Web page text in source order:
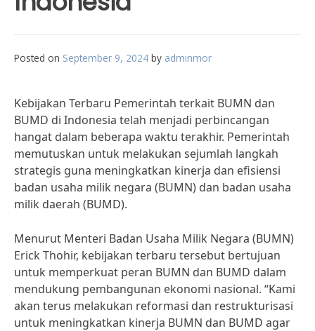
Posted on September 9, 2024 by adminmor
Kebijakan Terbaru Pemerintah terkait BUMN dan
BUMD di Indonesia telah menjadi perbincangan
hangat dalam beberapa waktu terakhir. Pemerintah
memutuskan untuk melakukan sejumlah langkah
strategis guna meningkatkan kinerja dan efisiensi
badan usaha milik negara (BUMN) dan badan usaha
milik daerah (BUMD).
Menurut Menteri Badan Usaha Milik Negara (BUMN)
Erick Thohir, kebijakan terbaru tersebut bertujuan
untuk memperkuat peran BUMN dan BUMD dalam
mendukung pembangunan ekonomi nasional. “Kami
akan terus melakukan reformasi dan restrukturisasi
untuk meningkatkan kinerja BUMN dan BUMD agar